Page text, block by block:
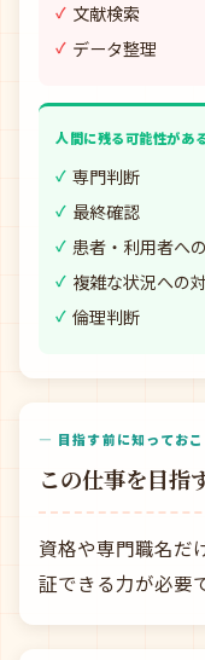
文献検索
データ整理
人間に残る可能性があ
専門判断
最終確認
患者・利用者へ
複雑な状況への
倫理判断
— 目指す前に知っておこ
この仕事を目指
資格や専門職名だ
証できる力が必要